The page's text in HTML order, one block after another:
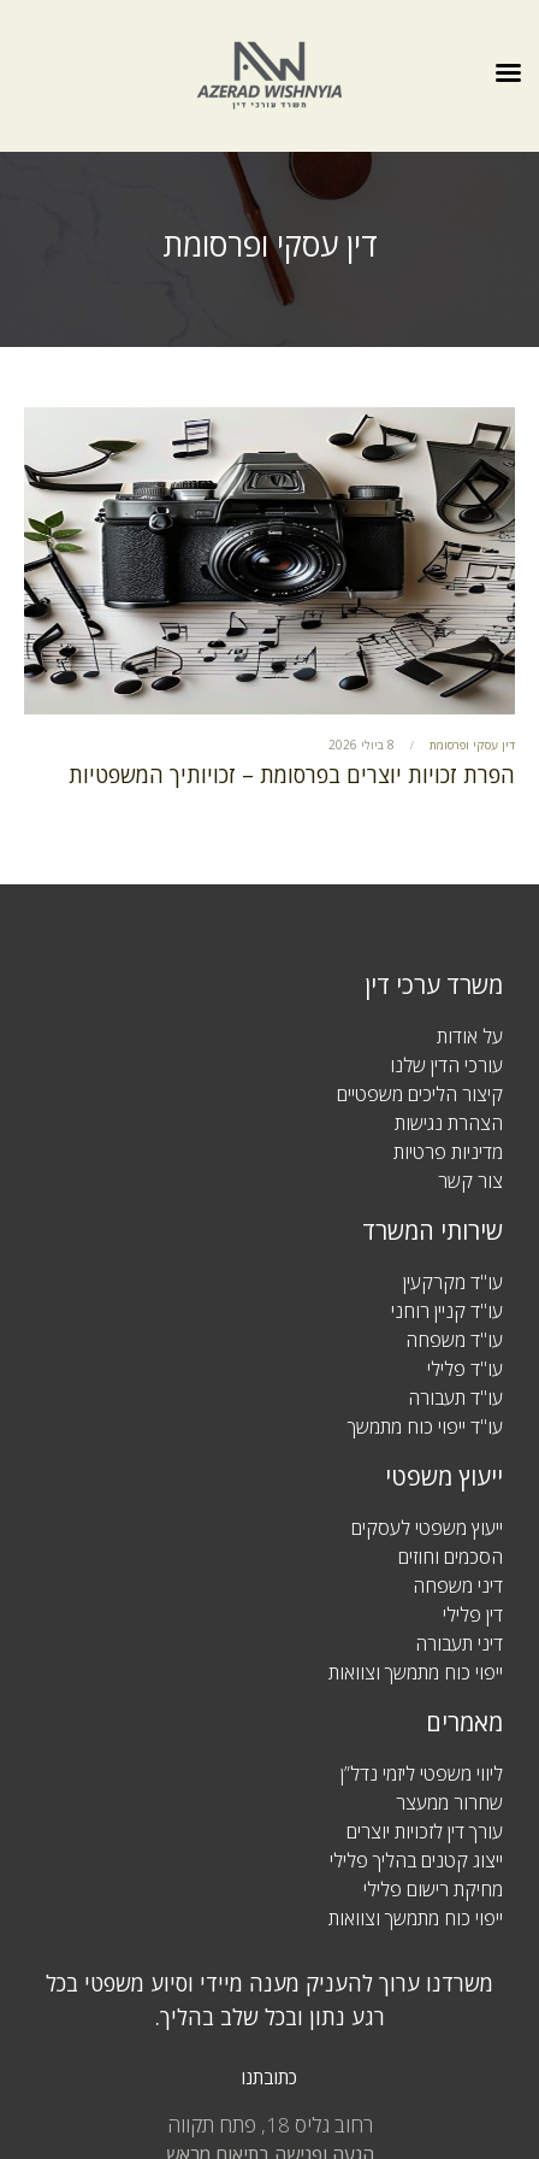
דין עסקי ופרסומת
דין עסקי ופרסומת 8 ביולי 2026
הפרת זכויות יוצרים בפרסומת – זכויותיך המשפטיות
משרד ערכי דין
על אודות
עורכי הדין שלנו
קיצור הליכים משפטיים
הצהרת נגישות
מדיניות פרטיות
צור קשר
שירותי המשרד
עו"ד מקרקעין
עו"ד קניין רוחני
עו"ד משפחה
עו"ד פלילי
עו"ד תעבורה
עו"ד ייפוי כוח מתמשך
ייעוץ משפטי
ייעוץ משפטי לעסקים
הסכמים וחוזים
דיני משפחה
דין פלילי
דיני תעבורה
ייפוי כוח מתמשך וצוואות
מאמרים
ליווי משפטי ליזמי נדל”ן
שחרור ממעצר
עורך דין לזכויות יוצרים
ייצוג קטנים בהליך פלילי
מחיקת רישום פלילי
ייפוי כוח מתמשך וצוואות
משרדנו ערוך להעניק מענה מיידי וסיוע משפטי בכל
רגע נתון ובכל שלב בהליך.
כתובתנו
רחוב גליס 18, פתח תקווה